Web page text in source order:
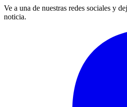
Ve a una de nuestras redes sociales y
noticia.